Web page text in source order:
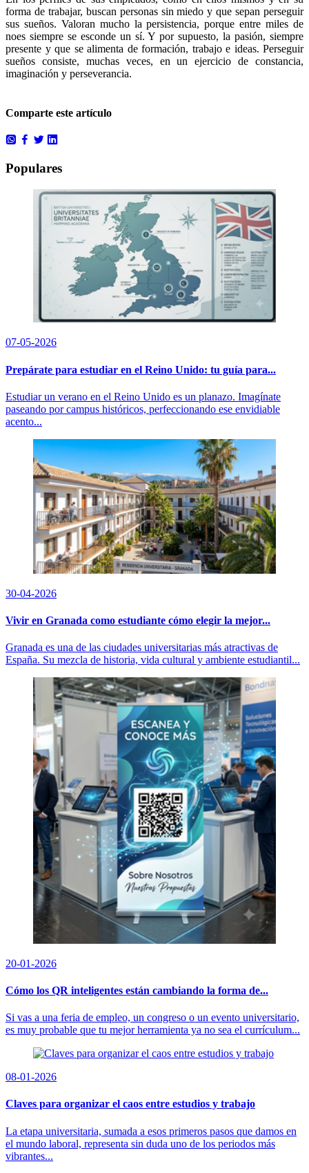
forma de trabajar, buscan personas sin miedo y que sepan perseguir
sus sueños. Valoran mucho la persistencia, porque entre miles de
noes siempre se esconde un sí. Y por supuesto, la pasión, siempre
presente y que se alimenta de formación, trabajo e ideas. Perseguir
sueños consiste, muchas veces, en un ejercicio de constancia,
imaginación y perseverancia.
Comparte este artículo
Populares
07-05-2026
Prepárate para estudiar en el Reino Unido: tu guía para...
Estudiar un verano en el Reino Unido es un planazo. Imagínate
paseando por campus históricos, perfeccionando ese envidiable
acento...
30-04-2026
Vivir en Granada como estudiante cómo elegir la mejor...
Granada es una de las ciudades universitarias más atractivas de
España. Su mezcla de historia, vida cultural y ambiente estudiantil...
20-01-2026
Cómo los QR inteligentes están cambiando la forma de...
Si vas a una feria de empleo, un congreso o un evento universitario,
es muy probable que tu mejor herramienta ya no sea el currículum...
08-01-2026
Claves para organizar el caos entre estudios y trabajo
La etapa universitaria, sumada a esos primeros pasos que damos en
el mundo laboral, representa sin duda uno de los periodos más
vibrantes...